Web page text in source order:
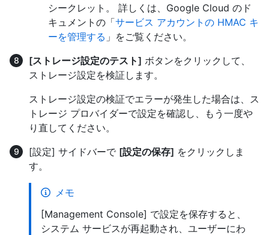
シークレット。 詳しくは、Google Cloud のド
キュメントの「サービス アカウントの HMAC キ
ーを管理する 」をご覧ください。
[ストレージ設定のテスト] ボタンをクリックして、
ストレージ設定を検証します。
ストレージ設定の検証でエラーが発生した場合は、ス
トレージ プロバイダーで設定を確認し、もう一度や
り直してください。
[設定] サイドバーで [設定の保存] をクリックしま
す。
メモ
[Management Console] で設定を保存すると、
システム サービスが再起動され、ユーザーにわ